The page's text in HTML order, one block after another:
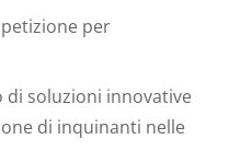
per
di soluzioni innovative
di inquinanti nelle